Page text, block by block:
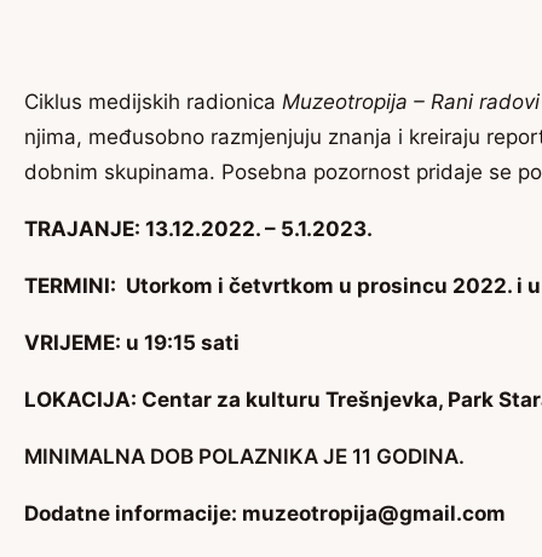
Ciklus medijskih radionica Muzeotropija – Rani radovi
njima, međusobno razmjenjuju znanja i kreiraju
dobnim skupinama. Posebna pozornost pridaje se
TRAJANJE: 13.12.2022. – 5.1.2023.
TERMINI: Utorkom i četvrtkom u prosincu 2022. i
VRIJEME: u 19:15 sati
LOKACIJA: Centar za kulturu Trešnjevka, Park
MINIMALNA DOB POLAZNIKA JE 11 GODINA.
Dodatne informacije: muzeotropija@gmail.com